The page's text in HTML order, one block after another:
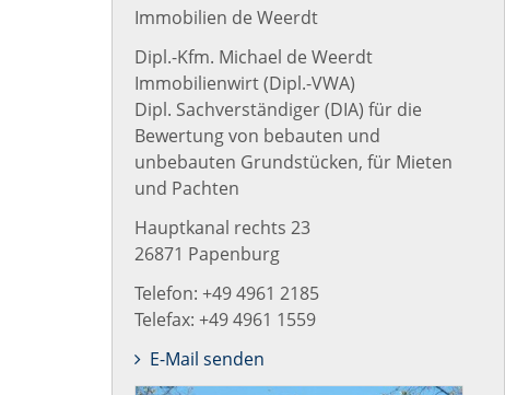
Immobilien de Weerdt
Dipl.-Kfm. Michael de Weerdt
Immobilienwirt (Dipl.-VWA)
Dipl. Sachverständiger (DIA) für die
Bewertung von bebauten und
unbebauten Grundstücken, für Mieten
und Pachten
Hauptkanal rechts 23
26871 Papenburg
Telefon: +49 4961 2185
Telefax: +49 4961 1559
E-Mail senden